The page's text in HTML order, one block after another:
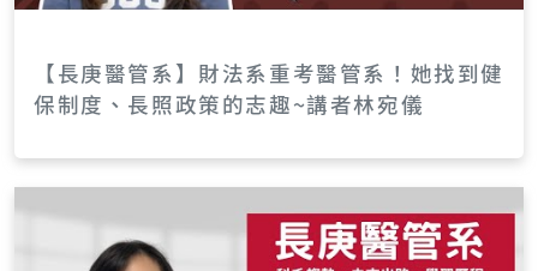
【長庚醫管系】財法系重考醫管系！她找到健
保制度、長照政策的志趣~講者林宛儀